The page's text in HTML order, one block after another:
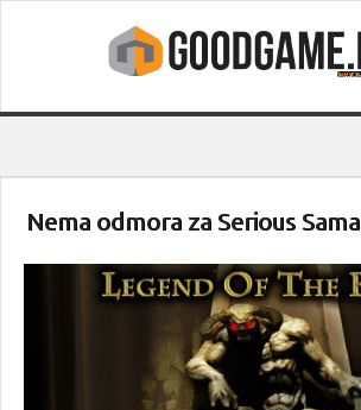
Nema odmora za Serious Sama